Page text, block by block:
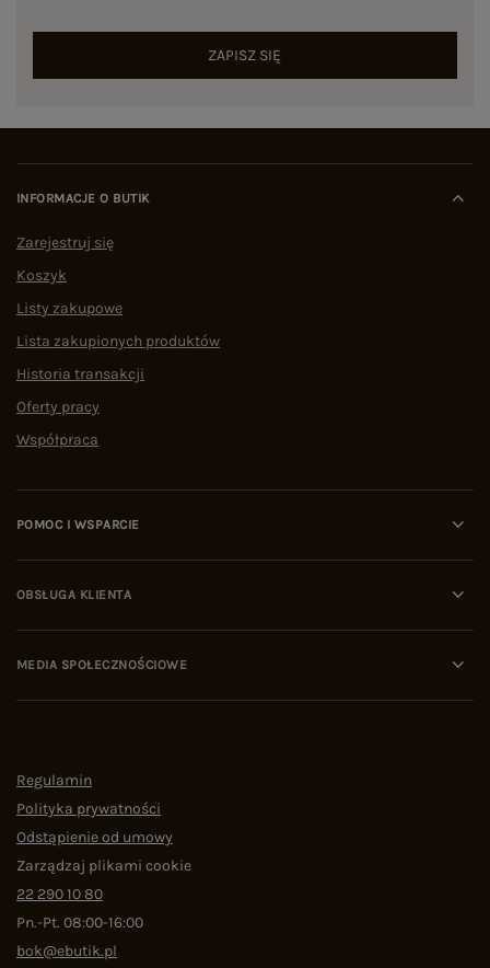
ZAPISZ SIĘ
INFORMACJE O BUTIK
Zarejestruj się
Koszyk
Listy zakupowe
Lista zakupionych produktów
Historia transakcji
Oferty pracy
Współpraca
POMOC I WSPARCIE
OBSŁUGA KLIENTA
MEDIA SPOŁECZNOŚCIOWE
Regulamin
Polityka prywatności
Odstąpienie od umowy
Zarządzaj plikami cookie
22 290 10 80
Pn.-Pt. 08:00-16:00
bok@ebutik.pl